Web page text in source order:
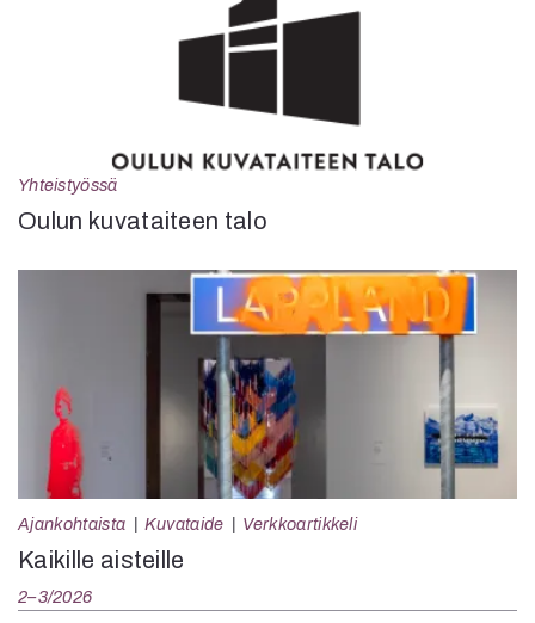
Yhteistyössä
Oulun kuvataiteen talo
Ajankohtaista Kuvataide Verkkoartikkeli
Kaikille aisteille
2–3/2026